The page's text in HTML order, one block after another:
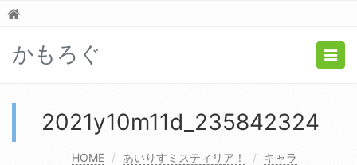
かもろぐ
2021y10m11d_235842324
HOME あいりすミスティリア！
キャラ